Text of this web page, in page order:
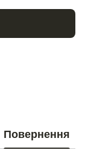
Повернення